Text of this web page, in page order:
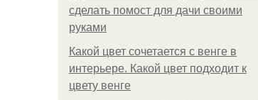
сделать помост для дачи своими
руками
Какой цвет сочетается с венге в
интерьере. Какой цвет подходит к
цвету венге